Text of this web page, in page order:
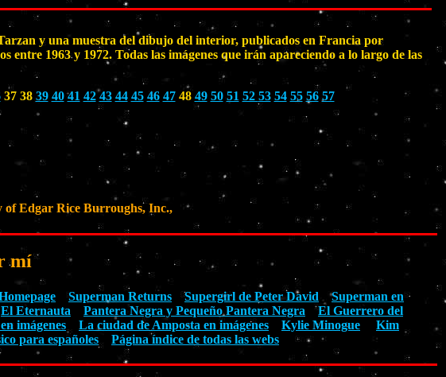
y una muestra del dibujo del interior, publicados en Francia por
1963 y 1972. Todas las imágenes que irán apareciendo a lo largo de las
37 38 39 40 41 42 43 44 45 46 4748 49 50 51 52 53 54 55 56 57
Edgar Rice Burroughs, Inc.,
mí
Superman Returns Supergirl de Peter David
Superman en
El Eternauta Pantera Negra y Pequeño Pantera Negra
El Guerrero del
imágenes La ciudad de Amposta en imágenes Kylie Minogue
Kim
para españoles Página índice de todas las webs